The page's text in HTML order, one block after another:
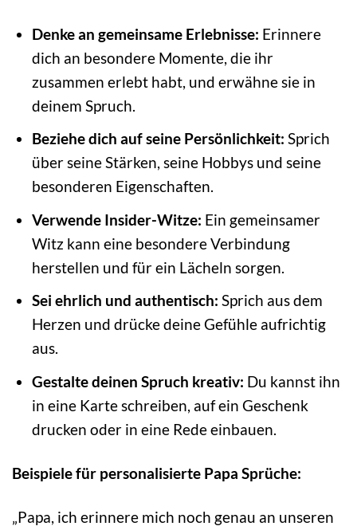
Denke an gemeinsame Erlebnisse: Erinnere
dich an besondere Momente, die ihr
zusammen erlebt habt, und erwähne sie in
deinem Spruch.
Beziehe dich auf seine Persönlichkeit: Sprich
über seine Stärken, seine Hobbys und seine
besonderen Eigenschaften.
Verwende Insider-Witze: Ein gemeinsamer
Witz kann eine besondere Verbindung
herstellen und für ein Lächeln sorgen.
Sei ehrlich und authentisch: Sprich aus dem
Herzen und drücke deine Gefühle aufrichtig
aus.
Gestalte deinen Spruch kreativ: Du kannst ihn
in eine Karte schreiben, auf ein Geschenk
drucken oder in eine Rede einbauen.
Beispiele für personalisierte Papa Sprüche:
„Papa, ich erinnere mich noch genau an unseren